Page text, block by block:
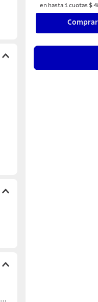
en hasta 1 cuotas $